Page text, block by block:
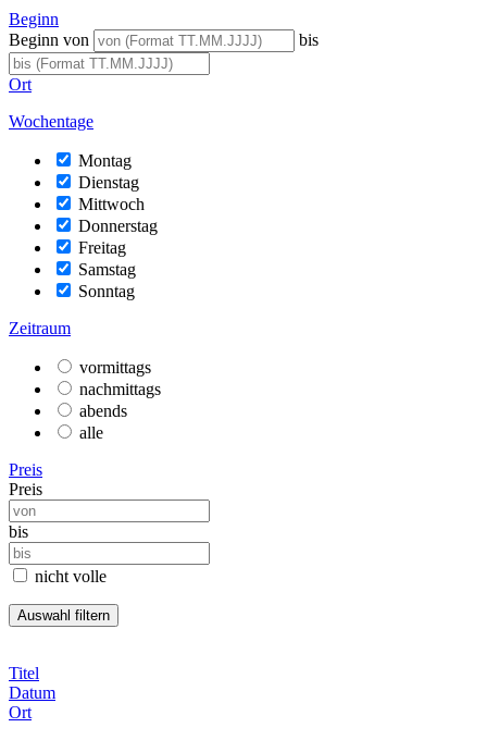
Beginn
Beginn von
bis
Ort
Wochentage
Montag
Dienstag
Mittwoch
Donnerstag
Freitag
Samstag
Sonntag
Zeitraum
vormittags
nachmittags
abends
alle
Preis
Preis
bis
nicht volle
Titel
Datum
Ort